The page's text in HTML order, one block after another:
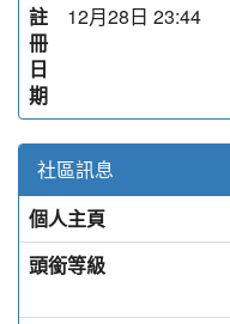
註
冊
日
期
12月28日 23:44
社區訊息
個人主頁
頭銜等級